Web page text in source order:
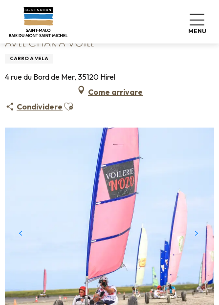
contenu
principal
MENU
Home Avel Char à Voile
AVEL CHAR À VOILE
CARRO A VELA
4 rue du Bord de Mer, 35120 Hirel
Come arrivare
Condividere Ajouter aux favoris